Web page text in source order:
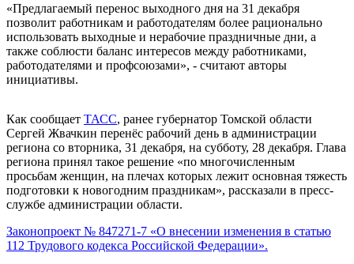
«Предлагаемый перенос выходного дня на 31 декабря
позволит работникам и работодателям более рационально
использовать выходные и нерабочие праздничные дни, а
также соблюсти баланс интересов между работниками,
работодателями и профсоюзами», - считают авторы
инициативы.
Как сообщает ТАСС, ранее губернатор Томской области
Сергей Жвачкин перенёс рабочий день в администрации
региона со вторника, 31 декабря, на субботу, 28 декабря. Глава
региона принял такое решение «по многочисленным
просьбам женщин, на плечах которых лежит основная тяжесть
подготовки к новогодним праздникам», рассказали в пресс-
службе администрации области.
Законопроект № 847271-7 «О внесении изменения в статью
112 Трудового кодекса Российской Федерации».